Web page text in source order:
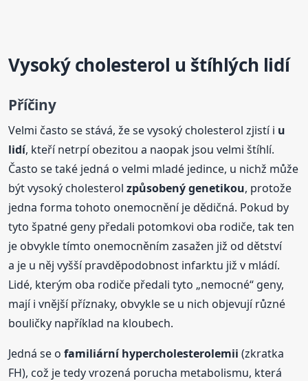
Vysoký cholesterol u štíhlých lidí
Příčiny
Velmi často se stává, že se vysoký cholesterol zjistí i u
lidí, kteří netrpí obezitou a naopak jsou velmi štíhlí.
Často se také jedná o velmi mladé jedince, u nichž může
být vysoký cholesterolzpůsobený genetikou, protože
jedna forma tohoto onemocnění je dědičná. Pokud by
tyto špatné geny předali potomkovi oba rodiče, tak ten
je obvykle tímto onemocněním zasažen již od dětství
a je u něj vyšší pravděpodobnost infarktu již v mládí.
Lidé, kterým oba rodiče předali tyto „nemocné“ geny,
mají i vnější příznaky, obvykle se u nich objevují různé
bouličky například na kloubech.
Jedná se ofamiliární hypercholesterolemii (zkratka
FH), což je tedy vrozená porucha metabolismu, která